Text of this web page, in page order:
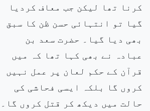
کرنا تھا لیکن جب معاف کردیا
گیا تو انتہائی حسن ظن کا سبق
بھی دیا گیا۔ حضرت سعد بن
عبادہ نے بھی کہا تھا کہ میں
قرآن کے حکم لعان پر عمل نہیں
کروں گا بلکہ ایسی فحاشی کی
حالت میں دیکھ کر قتل کروں گا۔